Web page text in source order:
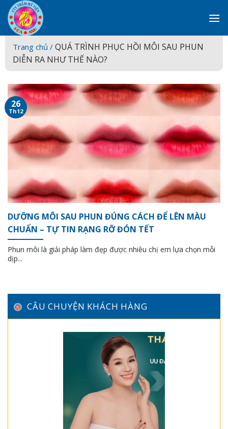
Skip
to
content
Trang chủ / QUÁ TRÌNH PHỤC HỒI MÔI SAU PHUN
DIỄN RA NHƯ THẾ NÀO?
DƯỠNG MÔI SAU PHUN ĐÚNG CÁCH ĐỂ LÊN MÀU
CHUẨN – TỰ TIN RẠNG RỠ ĐÓN TẾT
Phun môi là giải pháp làm đẹp được nhiều chị em lựa chọn mỗi
dịp...
26
Th12
CÂU CHUYỆN KHÁCH HÀNG